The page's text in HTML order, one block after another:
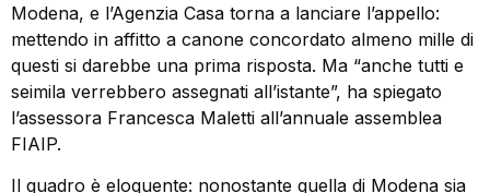
Modena, e l’Agenzia Casa torna a lanciare l’appello:
mettendo in affitto a canone concordato almeno mille di
questi si darebbe una prima risposta. Ma “anche tutti e
seimila verrebbero assegnati all’istante”, ha spiegato
l’assessora Francesca Maletti all’annuale assemblea
FIAIP.
Il quadro è eloquente: nonostante quella di Modena sia